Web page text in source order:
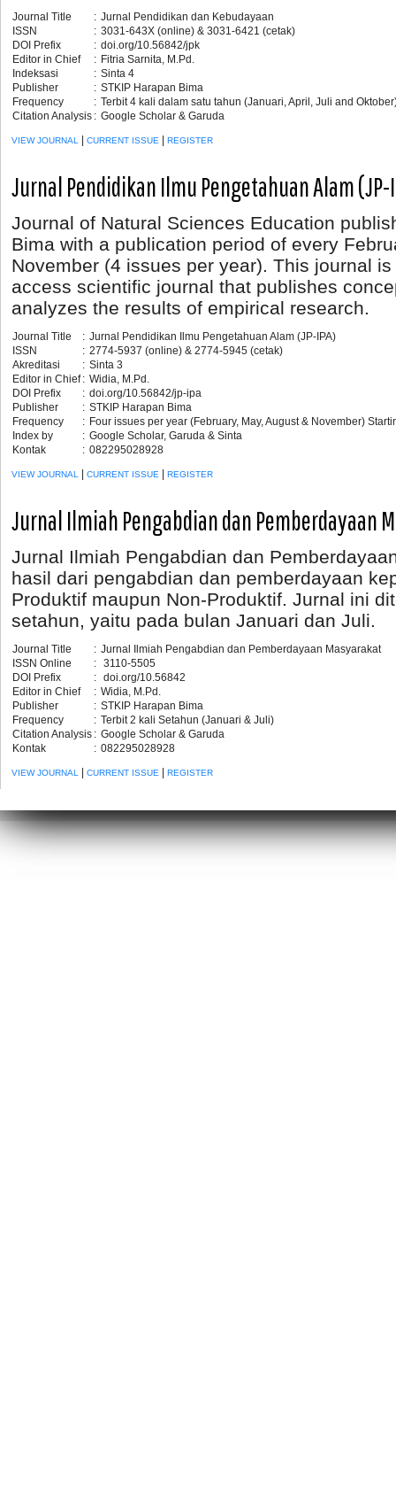
Journal Title : Jurnal Pendidikan dan Kebudayaan
ISSN
: 3031-643X (online) & 3031-6421 (cetak)
DOI Prefix
: doi.org/10.56842/jpk
Editor in Chief
: Fitria Sarnita, M.Pd.
Indeksasi
: Sinta 4
Publisher
: STKIP Harapan Bima
Frequency
: Terbit 4 kali dalam satu tahun (Januari, April, Juli and
Citation Analysis : Google Scholar & Garuda
VIEW JOURNAL | CURRENT ISSUE | REGISTER
Jurnal Pendidikan Ilmu Pengetahuan Alam (JP-
Journal of Natural Sciences Education
Bima with a publication period of every
November (4 issues per year). This journal
access scientific journal that publishes
analyzes the results of empirical research.
Journal Title : Jurnal Pendidikan Ilmu Pengetahuan Alam (JP-IPA)
ISSN
: 2774-5937 (online) & 2774-5945 (cetak)
Akreditasi
: Sinta 3
Editor in Chief : Widia, M.Pd.
DOI Prefix
: doi.org/10.56842/jp-ipa
Publisher
: STKIP Harapan Bima
Frequency
: Four issues per year (February, May, August & November)
Index by
: Google Scholar, Garuda & Sinta
Kontak
: 082295028928
VIEW JOURNAL | CURRENT ISSUE | REGISTER
Jurnal Ilmiah Pengabdian dan Pemberdayaan
Jurnal Ilmiah Pengabdian dan
hasil dari pengabdian dan pemberdayaan
Produktif maupun Non-Produktif. Jurnal ini
setahun, yaitu pada bulan Januari dan Juli.
Journal Title : Jurnal Ilmiah Pengabdian dan Pemberdayaan Masyarakat
ISSN Online
: 3110-5505
DOI Prefix
: doi.org/10.56842
Editor in Chief
: Widia, M.Pd.
Publisher
: STKIP Harapan Bima
Frequency
: Terbit 2 kali Setahun (Januari & Juli)
Citation Analysis : Google Scholar & Garuda
Kontak
: 082295028928
VIEW JOURNAL | CURRENT ISSUE | REGISTER